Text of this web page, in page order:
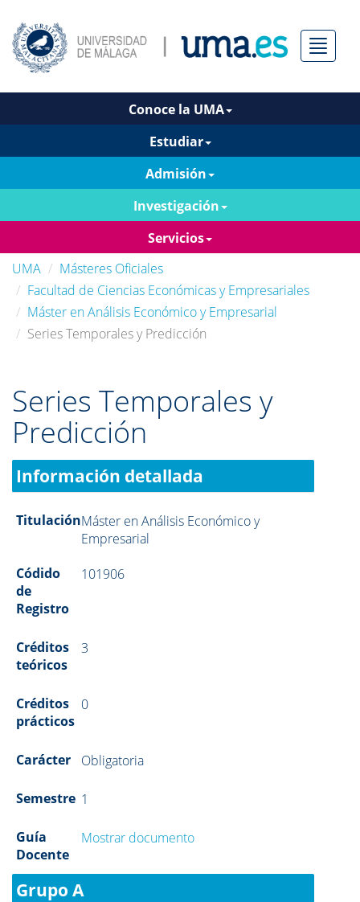
Menú
Conoce la UMA
Estudiar
Admisión
Investigación
Servicios
UMA
Másteres Oficiales
Facultad de Ciencias Económicas y Empresariales
Máster en Análisis Económico y Empresarial
Series Temporales y Predicción
Series Temporales y
Predicción
Información detallada
TitulaciónMáster en Análisis Económico y
Empresarial
Códido
de
Registro
101906
Créditos
teóricos
3
Créditos
prácticos
0
Carácter Obligatoria
Semestre 1
Guía
Docente
Mostrar documento
Grupo A